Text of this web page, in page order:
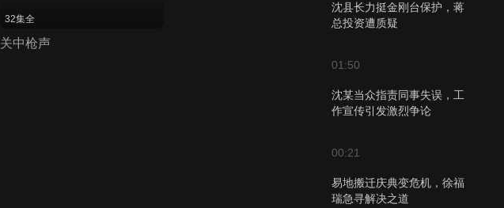
沈县长力挺金刚台保护，蒋
总投资遭质疑
01:50
沈某当众指责同事失误，工
作宣传引发激烈争论
00:21
易地搬迁庆典变危机，徐福
瑞急寻解决之道
32集全
关中枪声